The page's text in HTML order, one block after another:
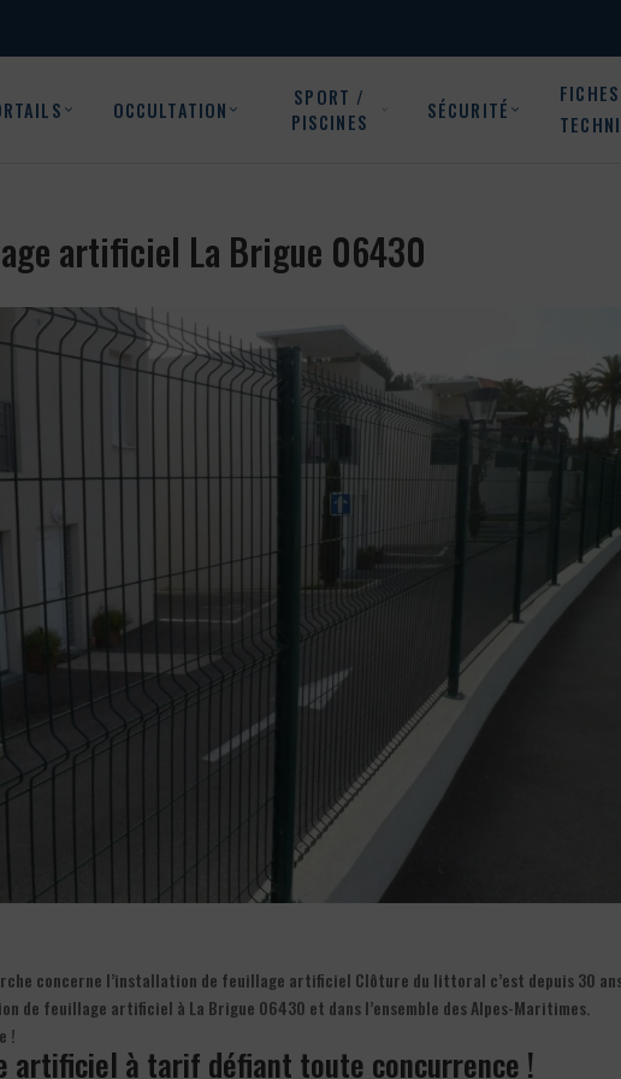
OCCULTATION
SPORT /
PISCINES
SÉCURITÉ
FICHES
artificiel La Brigue 06430
concerne l’installation de feuillage artificiel Clôture du littoral c’est depuis 30
de feuillage artificiel à La Brigue 06430 et dans l’ensemble des Alpes-Maritimes.
!
artificiel à tarif défiant toute concurrence !